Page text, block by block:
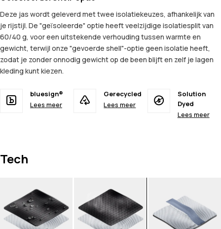
Deze jas wordt geleverd met twee isolatiekeuzes, afhankelijk van
je rijstijl. De "geïsoleerde" optie heeft veelzijdige isolatiesplit van
60/40 g, voor een uitstekende verhouding tussen warmte en
gewicht, terwijl onze "gevoerde shell"-optie geen isolatie heeft,
zodat je zonder onnodig gewicht op de been blijft en zelf je lagen
kleding kunt kiezen.
bluesign®
Lees meer
Gerecycled
Lees meer
Solution
Dyed
Lees meer
Tech